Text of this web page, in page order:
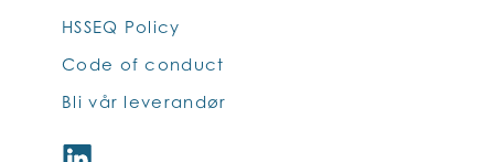
HSSEQ Policy
Code of conduct
Bli vår leverandør